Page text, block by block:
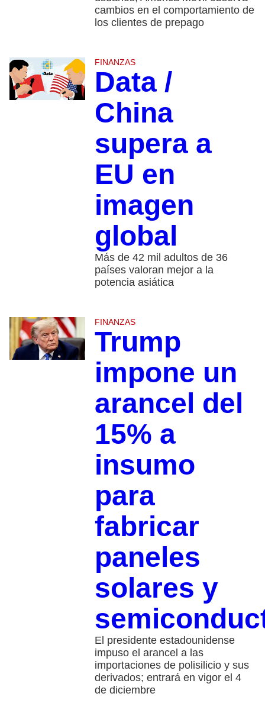
cambios en el comportamiento de
los clientes de prepago
FINANZAS
Data /
China
supera a
EU en
imagen
global
Más de 42 mil adultos de 36
países valoran mejor a la
potencia asiática
FINANZAS
Trump
impone un
arancel del
15% a
insumo
para
fabricar
paneles
solares y
El presidente estadounidense
impuso el arancel a las
importaciones de polisilicio y sus
derivados; entrará en vigor el 4
de diciembre